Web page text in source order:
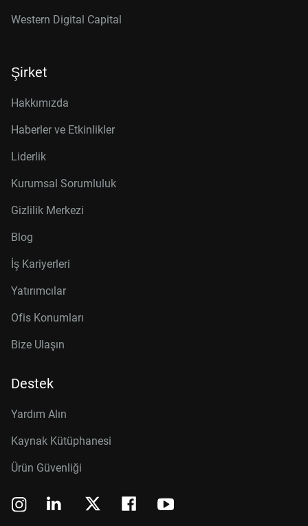
Western Digital Capital
Şirket
Hakkımızda
Haberler ve Etkinlikler
Liderlik
Kurumsal Sorumluluk
Gizlilik Merkezi
Blog
İş Kariyerleri
Yatırımcılar
Ofis Konumları
Bize Ulaşın
Destek
Yardım Alın
Kaynak Kütüphanesi
Ürün Güvenliği